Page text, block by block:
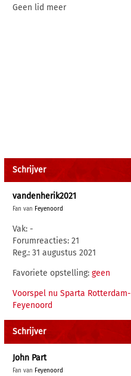
Geen lid meer
Schrijver
vandenherik2021
Fan van Feyenoord
Vak: -
Forumreacties: 21
Reg.: 31 augustus 2021
Favoriete opstelling: geen
Voorspel nu Sparta Rotterdam-
Feyenoord
Schrijver
John Part
Fan van Feyenoord